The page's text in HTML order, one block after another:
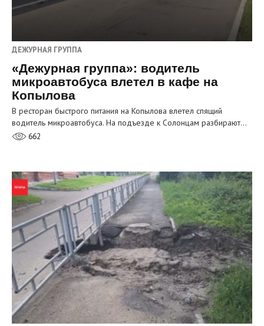
ДЕЖУРНАЯ ГРУППА
«Дежурная группа»: водитель
микроавтобуса влетел в кафе на
Копылова
В ресторан быстрого питания на Копылова влетел спящий
водитель микроавтобуса. На подъезде к Солонцам разбирают…
662